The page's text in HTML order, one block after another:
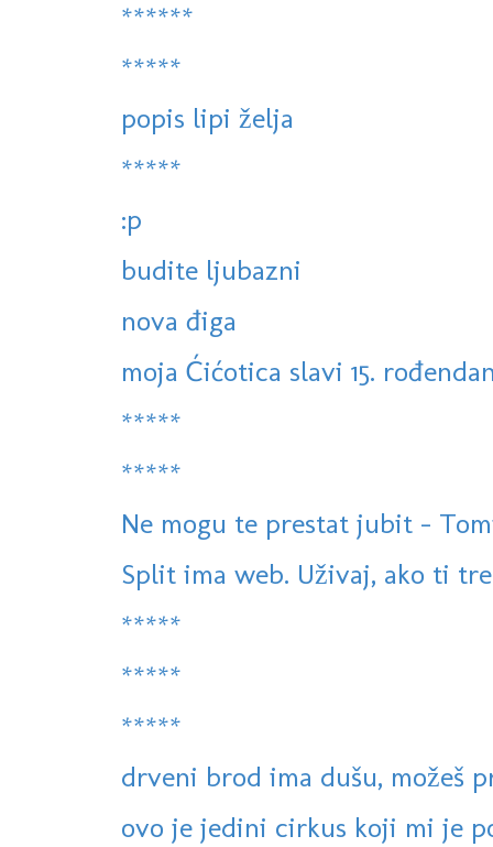
******
*****
popis lipi želja
*****
:p
budite ljubazni
nova điga
moja Ćićotica slavi 15.
*****
*****
Ne mogu te prestat jubit -
Split ima web. Uživaj, ako ti
*****
*****
*****
drveni brod ima dušu, možeš
ovo je jedini cirkus koji mi je